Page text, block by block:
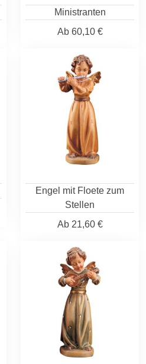
Ministranten
Ab60,10 €
Engel mit Floete zum
Stellen
Ab21,60 €